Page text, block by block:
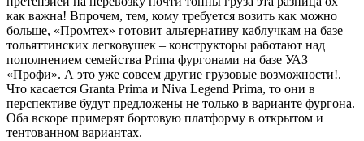
как важна! Впрочем, тем, кому требуется возить как можно
больше, «Промтех» готовит альтернативу каблучкам на базе
тольяттинских легковушек – конструкторы работают над
пополнением семейства Prima фургонами на базе УАЗ
«Профи». А это уже совсем другие грузовые возможности!.
Что касается Granta Prima и Niva Legend Prima, то они в
перспективе будут предложены не только в варианте фургона.
Оба вскоре примерят бортовую платформу в открытом и
тентованном вариантах.